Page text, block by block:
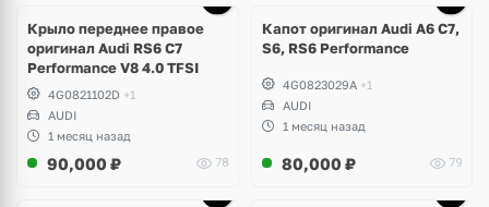
Крыло переднее правое
оригинал Audi RS6 C7
Performance V8 4.0 TFSI
4G0821102D +1
AUDI
1 месяц назад
90,000 ₽ 78
Капот оригинал Audi A6 C7,
S6, RS6 Performance
4G0823029A +1
AUDI
1 месяц назад
80,000 ₽ 79